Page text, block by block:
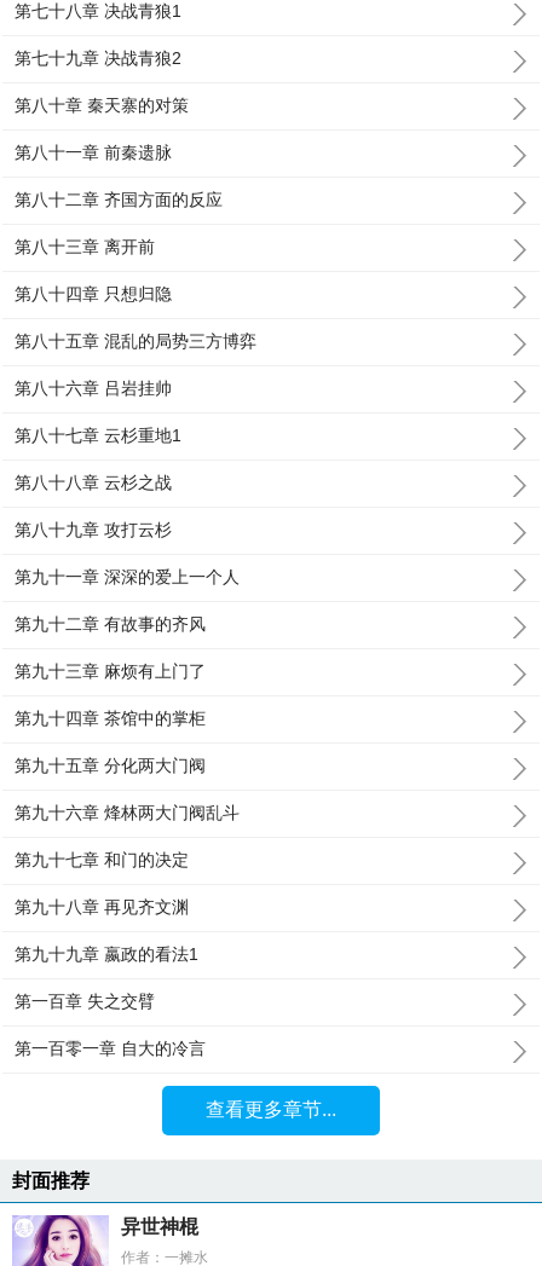
第七十八章 决战青狼1
第七十九章 决战青狼2
第八十章 秦天寨的对策
第八十一章 前秦遗脉
第八十二章 齐国方面的反应
第八十三章 离开前
第八十四章 只想归隐
第八十五章 混乱的局势三方博弈
第八十六章 吕岩挂帅
第八十七章 云杉重地1
第八十八章 云杉之战
第八十九章 攻打云杉
第九十一章 深深的爱上一个人
第九十二章 有故事的齐风
第九十三章 麻烦有上门了
第九十四章 茶馆中的掌柜
第九十五章 分化两大门阀
第九十六章 烽林两大门阀乱斗
第九十七章 和门的决定
第九十八章 再见齐文渊
第九十九章 嬴政的看法1
第一百章 失之交臂
第一百零一章 自大的冷言
查看更多章节...
封面推荐
异世神棍
作者：一摊水